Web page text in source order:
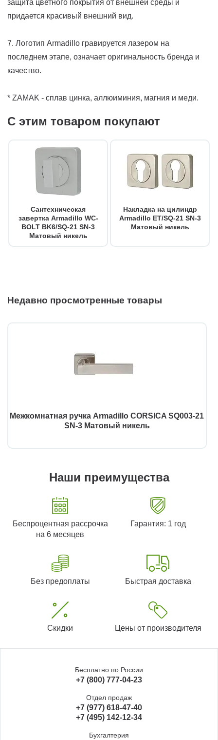
защита цветного покрытия от внешней среды и
придается красивый внешний вид.
7. Логотип Armadillo гравируется лазером на
последнем этапе, означает оригинальность бренда и
качество.
* ZAMAK - сплав цинка, аллюиминия, магния и меди.
С этим товаром покупают
Сантехническая
завертка Armadillo WC-
BOLT BK6/SQ-21 SN-3
Матовый никель
Накладка на цилиндр
Armadillo ET/SQ-21 SN-3
Матовый никель
Недавно просмотренные товары
Межкомнатная ручка Armadillo CORSICA SQ003-21
SN-3 Матовый никель
Наши преимущества
Беспроцентная рассрочка
на 6 месяцев
Гарантия: 1 год
Без предоплаты Быстрая доставка
Скидки Цены от производителя
Бесплатно по России
+7 (800) 777-04-23
Отдел продаж
+7 (977) 618-47-40
+7 (495) 142-12-34
Бухгалтерия